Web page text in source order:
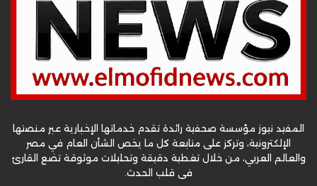
المفيد نيوز مؤسسة صحفية رائدة تقدم خدماتها الإخبارية عبر منصتها
الإلكترونية، وتركز على متابعة كل ما يخص الشأن العام في مصر
والعالم العربي، من خلال تغطية دقيقة وتحليلات موثوقة تضع القارئ
في قلب الحدث.